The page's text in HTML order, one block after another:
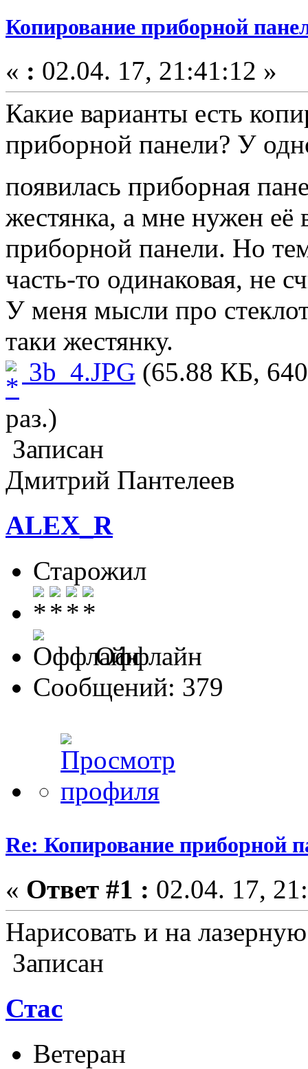
Копирование приборной
« : 02.04. 17, 21:41:12 »
Какие варианты есть
приборной панели? У
появилась приборная
жестянка, а мне нужен её
приборной панели. Но
часть-то одинаковая, не
У меня мысли про
таки жестянку.
3b_4.JPG (65.88 КБ,
раз.)
Записан
Дмитрий Пантелеев
ALEX_R
Старожил
Оффлайн
Сообщений: 379
Re: Копирование приборной
« Ответ #1 : 02.04. 17,
Нарисовать и на
Записан
Стас
Ветеран